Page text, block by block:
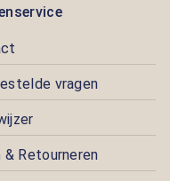
vragen
& Retourneren